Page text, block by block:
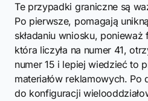
Te przypadki graniczne są
Po pierwsze, pomagają
składaniu wniosku,
która liczyła na numer 41,
numer 15 i lepiej wiedzieć to
materiałów reklamowych.
do konfiguracji